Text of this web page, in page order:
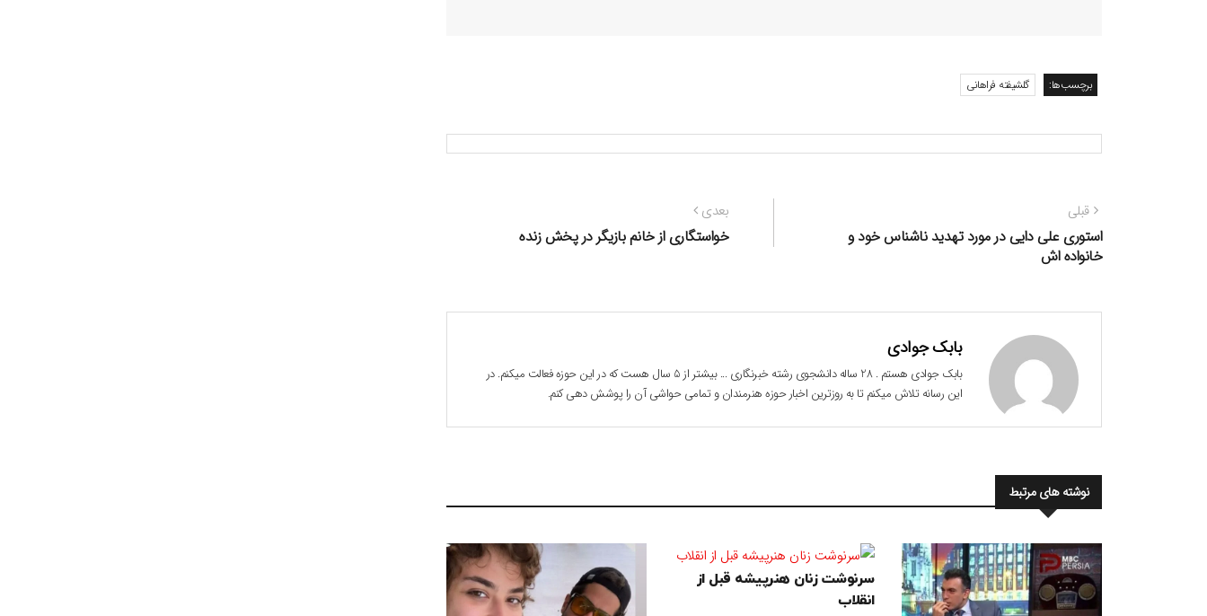
برچسب‌ها: گلشیفته فراهانی
راهبری
نوشته
قبلی
قبلی:
استوری علی دایی در مورد تهدید ناشناس خود و
خانواده اش
بعدی
بعدی:
خواستگاری از خانم بازیگر در پخش زنده
بابک جوادی
بابک جوادی هستم . 28 ساله دانشجوی رشته خبرنگاری ... بیشتر از 5 سال هست که در این حوزه فعالت میکنم. در
این رسانه تلاش میکنم تا به روزترین اخبار حوزه هنرمندان و تمامی حواشی آن را پوشش دهی کنم.
نوشته های مرتبط
سرنوشت زنان هنرپیشه قبل از
انقلاب